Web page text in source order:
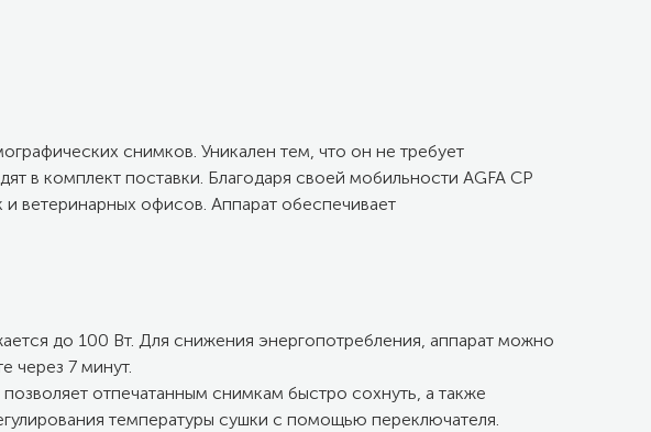
снимков. Уникален тем, что он не требует
в комплект поставки. Благодаря своей мобильности AGFA CP
ветеринарных офисов. Аппарат обеспечивает
до 100 Вт. Для снижения энергопотребления, аппарат можно
через 7 минут.
отпечатанным снимкам быстро сохнуть, а также
температуры сушки с помощью переключателя.